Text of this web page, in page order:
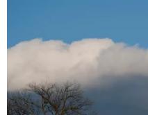
Thông báo tổ chức